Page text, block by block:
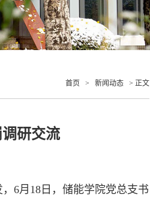
首页 > 新闻动态 > 正文
研交流
6月18日，储能学院党总支书